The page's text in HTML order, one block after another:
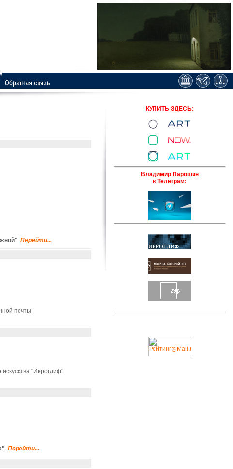
Перейти...
почты
"Иероглиф".
Перейти...
КУПИТЬ ЗДЕСЬ:
Владимир Парошин
в Телеграм: